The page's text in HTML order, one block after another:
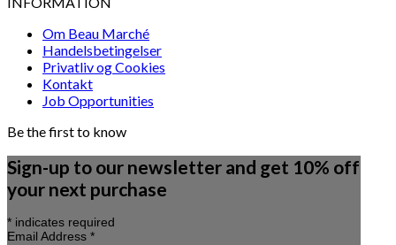
Om Beau Marché
Handelsbetingelser
Privatliv og Cookies
Kontakt
Job Opportunities
Be the first to know
Sign-up to our newsletter and get 10% off
your next purchase
* indicates required
Email Address *